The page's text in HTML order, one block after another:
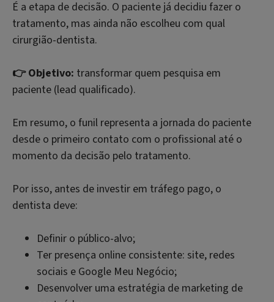
É a etapa de decisão. O paciente já decidiu fazer o
tratamento, mas ainda não escolheu com qual
cirurgião-dentista.
👉 Objetivo: transformar quem pesquisa em
paciente (lead qualificado).
Em resumo, o funil representa a jornada do paciente
desde o primeiro contato com o profissional até o
momento da decisão pelo tratamento.
Por isso, antes de investir em tráfego pago, o
dentista deve:
Definir o público-alvo;
Ter presença online consistente: site, redes
sociais e Google Meu Negócio;
Desenvolver uma estratégia de marketing de